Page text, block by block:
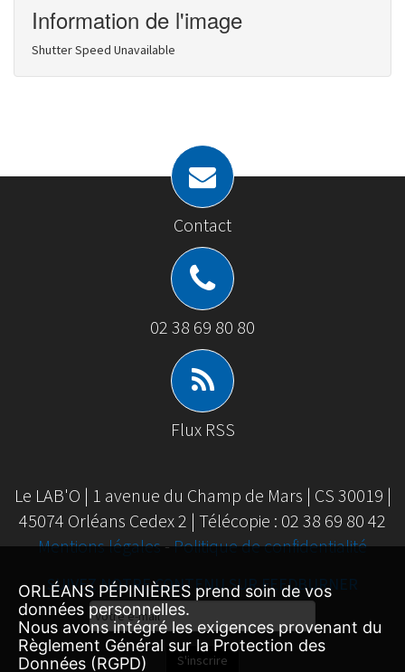
Information de l'image
Shutter Speed Unavailable
Contact
02 38 69 80 80
Flux RSS
Le LAB'O | 1 avenue du Champ de Mars | CS 30019 |
45074 Orléans Cedex 2 | Télécopie : 02 38 69 80 42
Mentions légales-Politique de confidentialité
SUIVEZ NOTRE CONTENU SUR FEEDBURNER
Email
Subscription
S'inscrire
ORLÉANS PÉPINIÈRES prend soin de vos
données personnelles.
Nous avons intégré les exigences provenant du
Règlement Général sur la Protection des
Données (RGPD)